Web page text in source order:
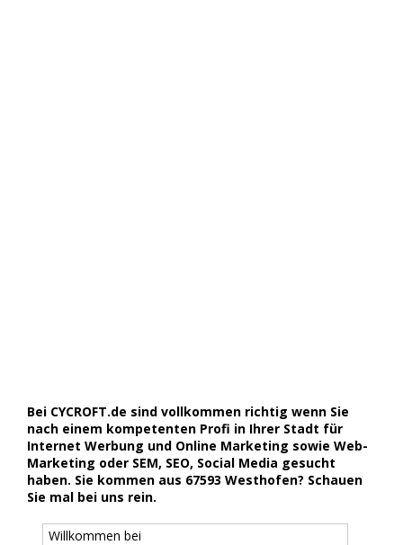
Bei CYCROFT.de sind vollkommen richtig wenn Sie
nach einem kompetenten Profi in Ihrer Stadt für
Internet Werbung und Online Marketing sowie Web-
Marketing oder SEM, SEO, Social Media gesucht
haben. Sie kommen aus 67593 Westhofen? Schauen
Sie mal bei uns rein.
Willkommen bei